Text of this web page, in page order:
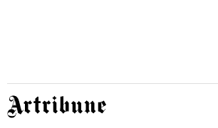
Artribune